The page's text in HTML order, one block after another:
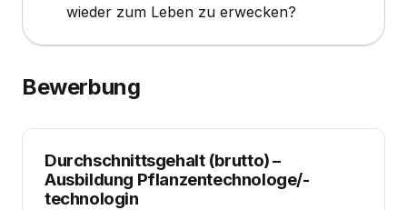
wieder zum Leben zu erwecken?
Bewerbung
Durchschnittsgehalt (brutto)–
Ausbildung Pflanzentechnologe/-
technologin